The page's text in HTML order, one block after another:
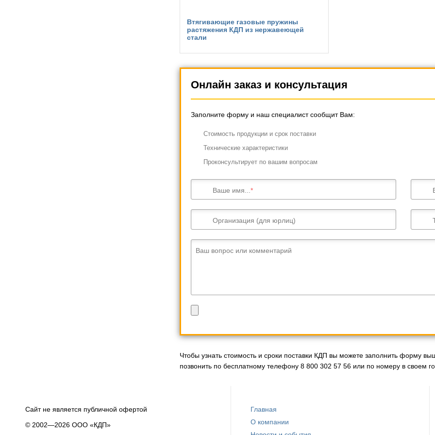
Втягивающие газовые пружины
растяжения КДП из нержавеющей
стали
Онлайн заказ и консультация
Заполните форму и наш специалист сообщит Вам:
Cтоимость продукции и срок поставки
Технические характеристики
Проконсультирует по вашим вопросам
Ваше имя...
Организация (для юрлиц)
Ваш вопрос или комментарий
Чтобы узнать стоимость и сроки поставки КДП вы можете заполнить форму
позвонить по бесплатному телефону 8 800 302 57 56 или по номеру в своем
Сайт не является публичной офертой
© 2002—2026 ООО «КДП»
Главная
О компании